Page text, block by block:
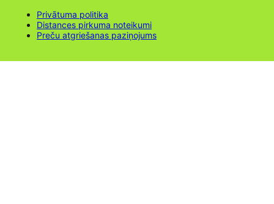
Privātuma politika
Distances pirkuma noteikumi
Preču atgriešanas paziņojums